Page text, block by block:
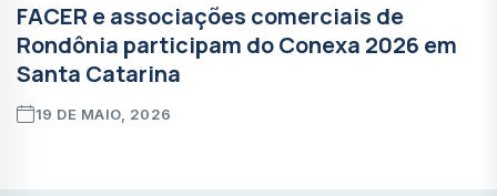
FACER e associações comerciais de
Rondônia participam do Conexa 2026 em
Santa Catarina
19 DE MAIO, 2026